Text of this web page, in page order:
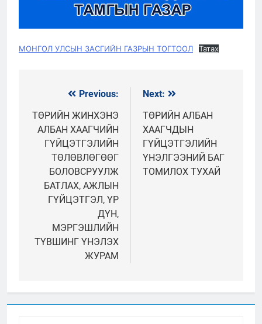
МОНГОЛ УЛСЫН ЗАСГИЙН ГАЗРЫН ТОГТООЛ Татах
Мэдээний
цэс
Previous:
ТӨРИЙН ЖИНХЭНЭ
АЛБАН ХААГЧИЙН
ГҮЙЦЭТГЭЛИЙН
ТӨЛӨВЛӨГӨӨГ
БОЛОВСРУУЛЖ
БАТЛАХ, АЖЛЫН
ГҮЙЦЭТГЭЛ, ҮР
ДҮН,
МЭРГЭШЛИЙН
ТҮВШИНГ ҮНЭЛЭХ
ЖУРАМ
Next:
ТӨРИЙН АЛБАН
ХААГЧДЫН
ГҮЙЦЭТГЭЛИЙН
ҮНЭЛГЭЭНИЙ БАГ
ТОМИЛОХ ТУХАЙ